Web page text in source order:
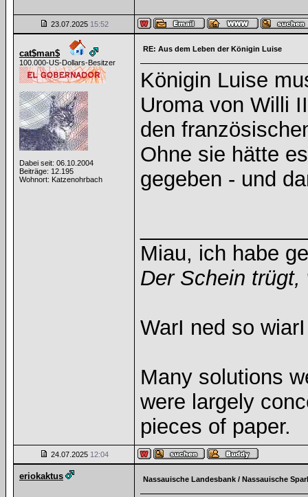
23.07.2025 15:52
cat$man$
100.000-US-Dollars-Besitzer
Dabei seit: 06.10.2004
Beiträge: 12.195
Wohnort: Katzenohrbach
RE: Aus dem Leben der Königin Luise
Königin Luise
Uroma von Willi
den
Ohne sie hätte
gegeben - und
Miau, ich habe
Der Schein
WarI ned so
Many solutions
were largely
pieces of paper.
24.07.2025 12:04
eriokaktus Nassauische Landesbank / Nassauische